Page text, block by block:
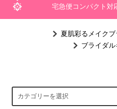
宅急便コンパクト対
夏肌彩るメイク
ブライダ